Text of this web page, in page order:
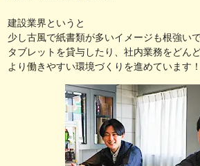
建設業界というと
少し古風で紙書類が多いイメージも根強いで
タブレットを貸与したり、社内業務をどん
より働きやすい環境づくりを進めています！